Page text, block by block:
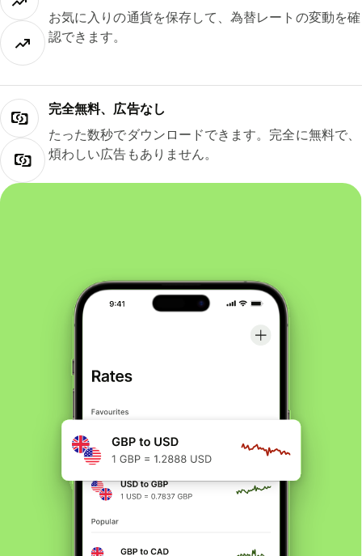
お気に入りの通貨を保存して、為替レートの変動を確
認できます。
完全無料、広告なし
たった数秒でダウンロードできます。完全に無料で、
煩わしい広告もありません。